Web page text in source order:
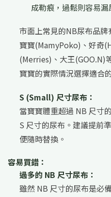
成勒痕，過鬆則容易漏
市面上常見的NB尿布品
寶寶(MamyPoko)、好奇
(Merries)、大王(GOO.N)
寶寶的實際情況選擇適合
S (Small) 尺寸尿布：
當寶寶體重超過 NB 尺寸
S 尺寸的尿布。建議提前
便隨時替換。
容易買錯：
過多的 NB 尺寸尿布：
雖然 NB 尺寸的尿布是必